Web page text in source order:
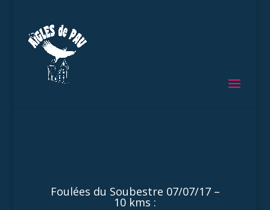
Foulées du Soubestre 07/07/17 –
10 kms :